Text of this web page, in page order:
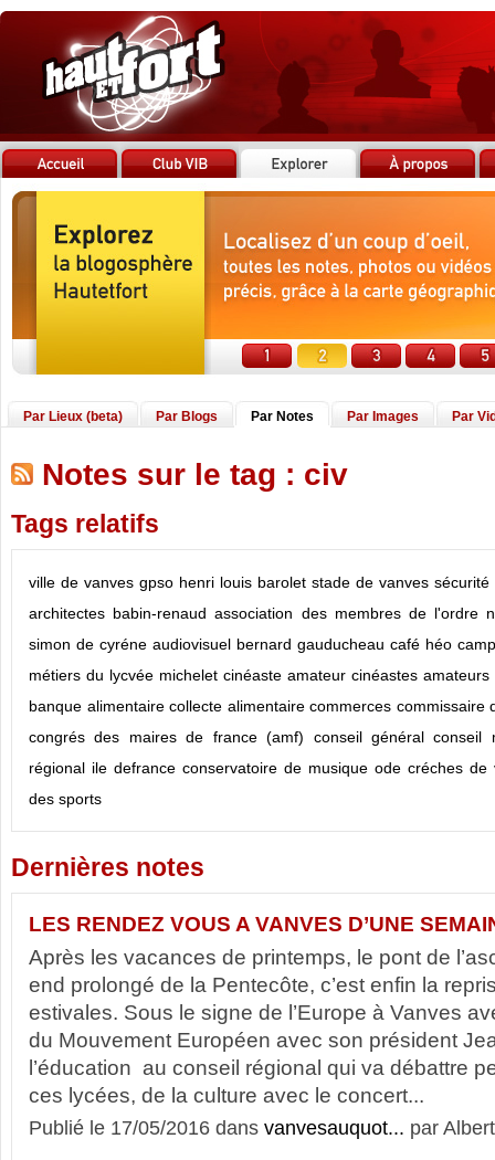
Par Lieux (beta) Par Blogs Par Notes Par Images Par
Notes sur le tag : civ
Tags relatifs
ville de vanves gpso henri louis barolet stade de vanves sécurité
architectes babin-renaud association des membres de l'ordre
simon de cyréne audiovisuel bernard gauducheau café héo
métiers du lycvée michelet cinéaste amateur cinéastes amateurs
banque alimentaire collecte alimentaire commerces commissaire
congrés des maires de france (amf)
conseil général conseil
régional ile defrance conservatoire de musique ode créches de
des sports
Dernières notes
LES RENDEZ VOUS A VANVES D’UNE
Après les vacances de printemps, le pont de
end prolongé de la Pentecôte, c’est enfin la
estivales. Sous le signe de l’Europe à Vanves
du Mouvement Européen avec son président
l’éducation au conseil régional qui va débattre
ces lycées, de la culture avec le concert...
Publié le 17/05/2016 dans vanvesauquot... par